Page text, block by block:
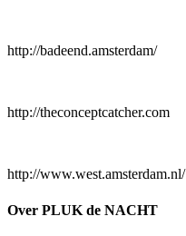
http://badeend.amsterdam/
http://theconceptcatcher.com
http://www.west.amsterdam.nl/
Over PLUK de NACHT